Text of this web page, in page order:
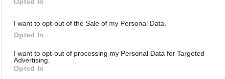
I want to opt-out of the Sale of my Personal Data.
Opted In
I want to opt-out of processing my Personal Data for Targeted
Advertising.
Opted In